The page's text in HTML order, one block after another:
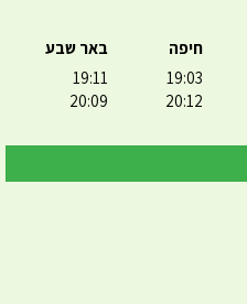
חיפה
19:03
20:12
באר שבע
19:11
20:09